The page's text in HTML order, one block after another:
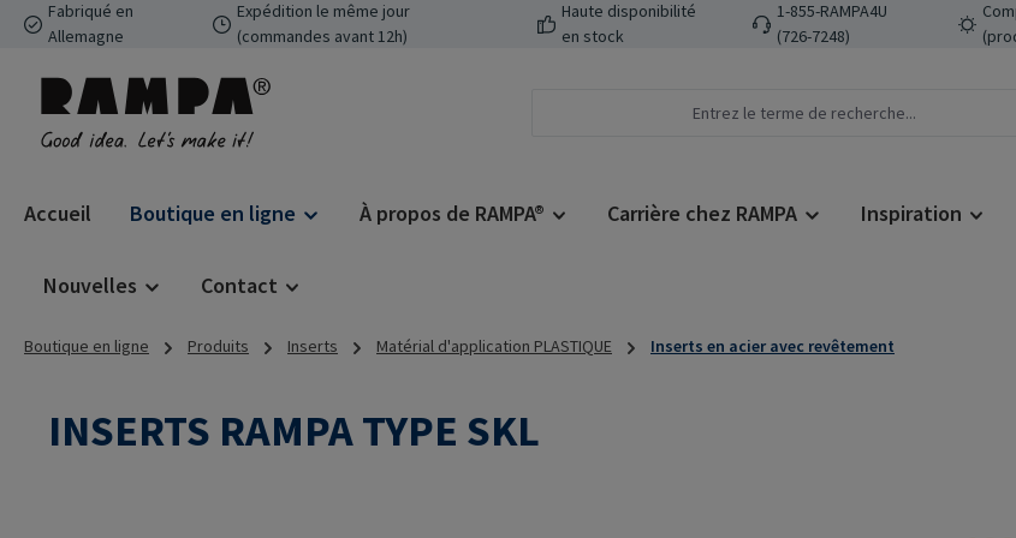
au contenu principal
Passer à la recherche
Passer à la navigation principale
Fabriqué en
Allemagne
Expédition le même jour
(commandes avant 12h)
Haute disponibilité
en stock
1-855-RAMPA4U
(726-7248)
Accueil Boutique en ligne À propos de RAMPA® Carrière chez RAMPA Inspiration
Nouvelles Contact
Boutique en ligne Produits Inserts Matérial d'application PLASTIQUE Inserts en acier avec revêtement
INSERTS RAMPA TYPE SKL